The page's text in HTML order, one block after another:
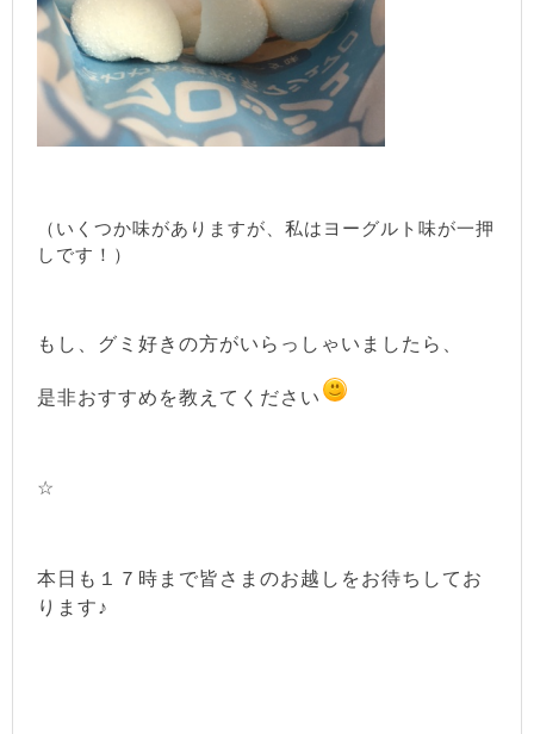
（いくつか味がありますが、私はヨーグルト味が一押
しです！）
もし、グミ好きの方がいらっしゃいましたら、
是非おすすめを教えてください
☆
本日も１７時まで皆さまのお越しをお待ちしてお
ります♪